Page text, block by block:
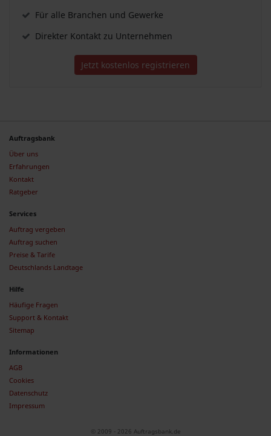
Für alle Branchen und Gewerke
Direkter Kontakt zu Unternehmen
Jetzt kostenlos registrieren
Auftragsbank
Über uns
Erfahrungen
Kontakt
Ratgeber
Services
Auftrag vergeben
Auftrag suchen
Preise & Tarife
Deutschlands Landtage
Hilfe
Häufige Fragen
Support & Kontakt
Sitemap
Informationen
AGB
Cookies
Datenschutz
Impressum
© 2009 - 2026 Auftragsbank.de